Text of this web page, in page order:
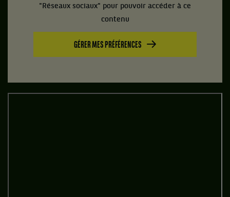
"Réseaux sociaux" pour pouvoir accéder à ce
contenu
GÉRER MES PRÉFÉRENCES